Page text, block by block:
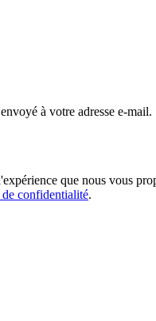
à votre adresse e-mail.
que nous vous
confidentialité.